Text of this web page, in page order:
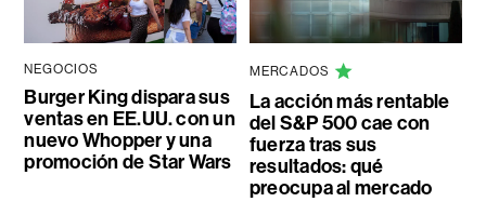
NEGOCIOS
Burger King dispara sus
ventas en EE.UU. con un
nuevo Whopper y una
promoción de Star Wars
MERCADOS
La acción más rentable
del S&P 500 cae con
fuerza tras sus
resultados: qué
preocupa al mercado